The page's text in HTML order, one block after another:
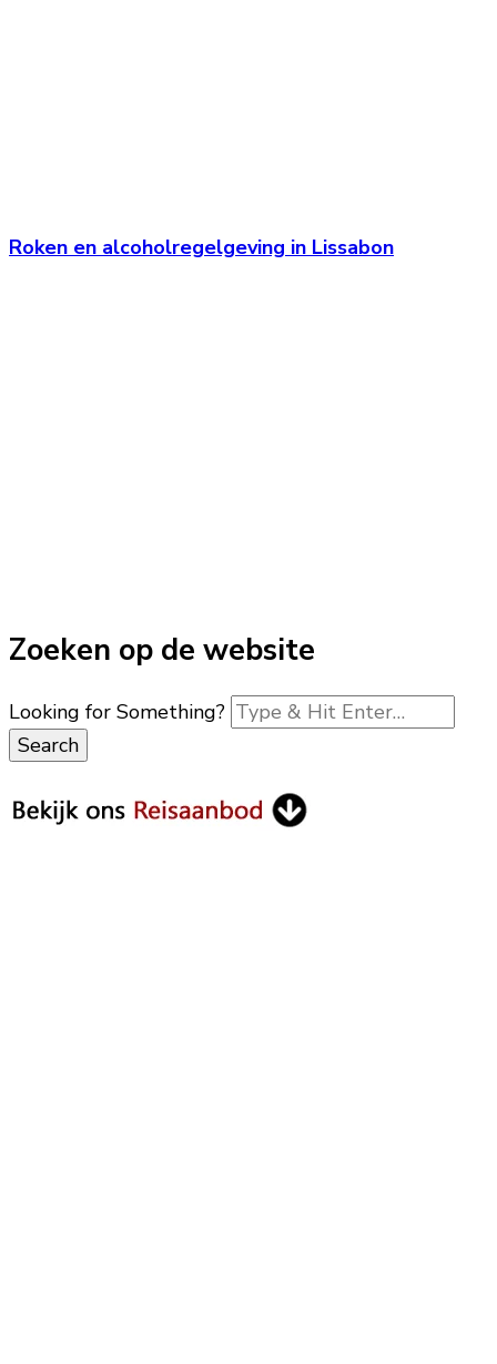
Roken en alcoholregelgeving in Lissabon
Zoeken op de website
Looking for Something?